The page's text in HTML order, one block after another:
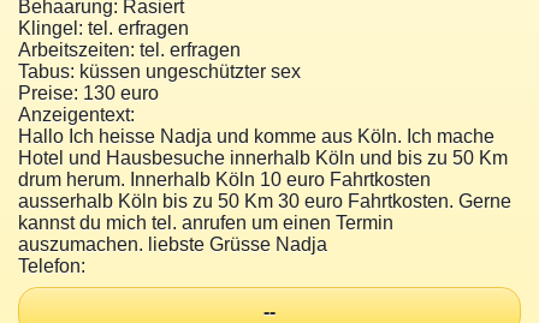
Behaarung: Rasiert
Klingel: tel. erfragen
Arbeitszeiten: tel. erfragen
Tabus: küssen ungeschützter sex
Preise: 130 euro
Anzeigentext:
Hallo Ich heisse Nadja und komme aus Köln. Ich mache
Hotel und Hausbesuche innerhalb Köln und bis zu 50 Km
drum herum. Innerhalb Köln 10 euro Fahrtkosten
ausserhalb Köln bis zu 50 Km 30 euro Fahrtkosten. Gerne
kannst du mich tel. anrufen um einen Termin
auszumachen. liebste Grüsse Nadja
Telefon:
--